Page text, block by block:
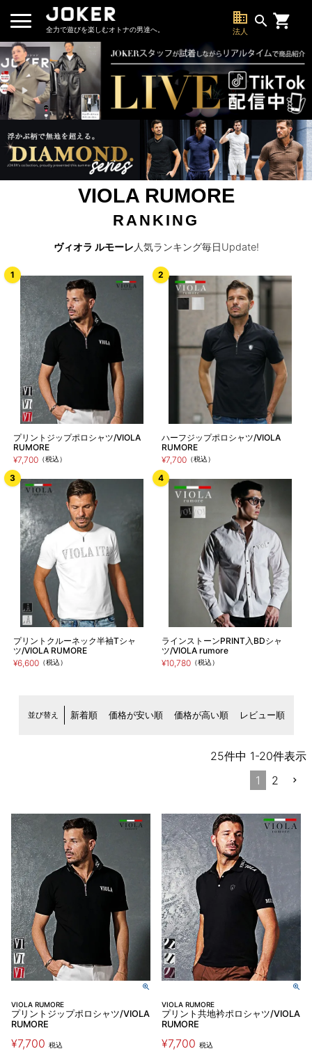
全力で遊びを楽しむオトナの男達へ。
business
法人
search
VIOLA RUMORE
RANKING
ヴィオラ ルモーレ 人気ランキング毎日Update!
プリントジップポロシャツ/VIOLA
RUMORE
¥7,700（税込）
ハーフジップポロシャツ/VIOLA
RUMORE
¥7,700（税込）
プリントクルーネック半袖Tシャ
ツ/VIOLA RUMORE
¥6,600（税込）
ラインストーンPRINT入BDシャ
ツ/VIOLA rumore
¥10,780（税込）
並び替え 新着順 価格が安い順 価格が高い順 レビュー順
25件中 1-20件表示
1
2
VIOLA RUMORE
プリントジップポロシャツ/VIOLA
RUMORE
¥7,700 税込
VIOLA RUMORE
プリント共地衿ポロシャツ/VIOLA
RUMORE
¥7,700 税込